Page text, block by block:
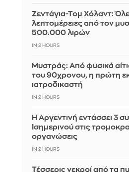
Ζεντάγια-Τομ Χόλαντ:
λεπτομέρειες από τον
500.000 λιρών
IN 2 HOURS
Μυστράς: Από φυσικά
του 90χρονου, η πρώτη
ιατροδικαστή
IN 2 HOURS
Η Αργεντινή εντάσσει 3
Ισημερινού στις
οργανώσεις
IN 2 HOURS
Τέσσερις νεκροί από τα